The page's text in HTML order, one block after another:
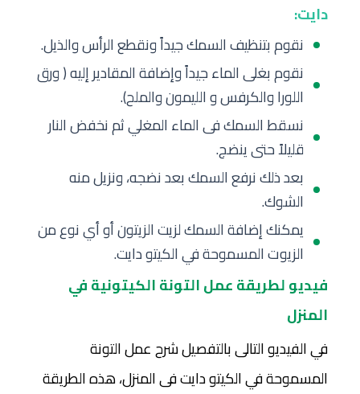
دايت:
نقوم بتنظيف السمك جيداً ونقطع الرأس والذيل.
نقوم بغلى الماء جيداً وإضافة المقادير إليه ( ورق
اللورا والكرفس و الليمون والملح).
نسقط السمك فى الماء المغلي ثم نخفض النار
قليلاً حتى ينضج.
بعد ذلك نرفع السمك بعد نضجه، ونزيل منه
الشوك.
يمكنك إضافة السمك لزيت الزيتون أو أي نوع من
الزيوت المسموحة في الكيتو دايت.
فيديو لطريقة عمل التونة الكيتونية في
المنزل
في الفيديو التالى بالتفصيل شرح عمل التونة
المسموحة في الكيتو دايت فى المنزل، هذه الطريقة